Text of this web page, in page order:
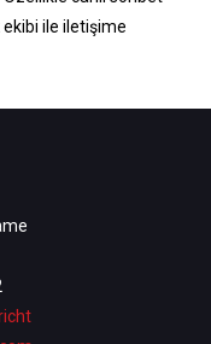
ile iletişime